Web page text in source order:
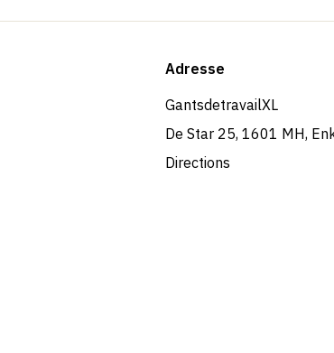
Adresse
GantsdetravailXL
De Star 25, 1601 MH,
Directions